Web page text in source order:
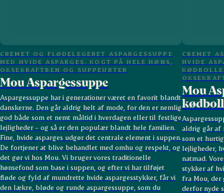
CREMET OG FLØDELEGERET ASPARGESSUPPE
MED HVIDE ASPARGES. KOGT PÅ HELE HØNS,
OKSEKRAFTBEN OG SUPPEURTER
Mou Aspargessuppe
Aspargessuppe har i generationer været en favorit blandt
danskerne. Den går aldrig helt af mode, for den er nemlig
god både som et nemt måltid i hverdagen eller til festlige
lejligheder – og så er den populær blandt hele familien.
Fine, hvide asparges udgør det centrale element i suppen.
De fortjener at blive behandlet med omhu og respekt, og
det gør vi hos Mou. Vi bruger vores traditionelle
hønsefond som base i suppen, og efter vi har tilføjet
fløde og fyld af mundrette hvide aspargesstykker, får vi
den lækre, bløde og runde aspargessuppe, som du
CREMET
HVIDE
Mou
aldrig går af
som et
lejligheder,
natmad.
stykker af
fra Mou, der
derfor nyde